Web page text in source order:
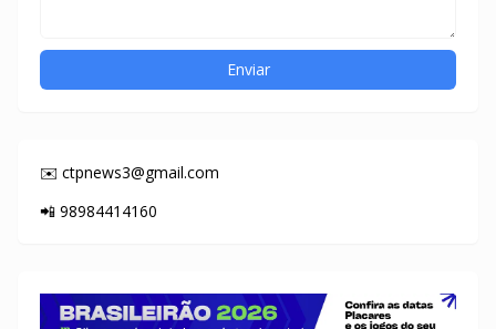
✉️ ctpnews3@gmail.com
📲 98984414160